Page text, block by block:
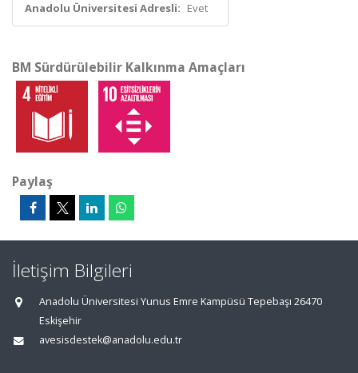
Anadolu Üniversitesi Adresli: Evet
BM Sürdürülebilir Kalkınma Amaçları
Paylaş
İletişim Bilgileri
Anadolu Üniversitesi Yunus Emre Kampüsü Tepebaşı 26470
Eskişehir
avesisdestek@anadolu.edu.tr